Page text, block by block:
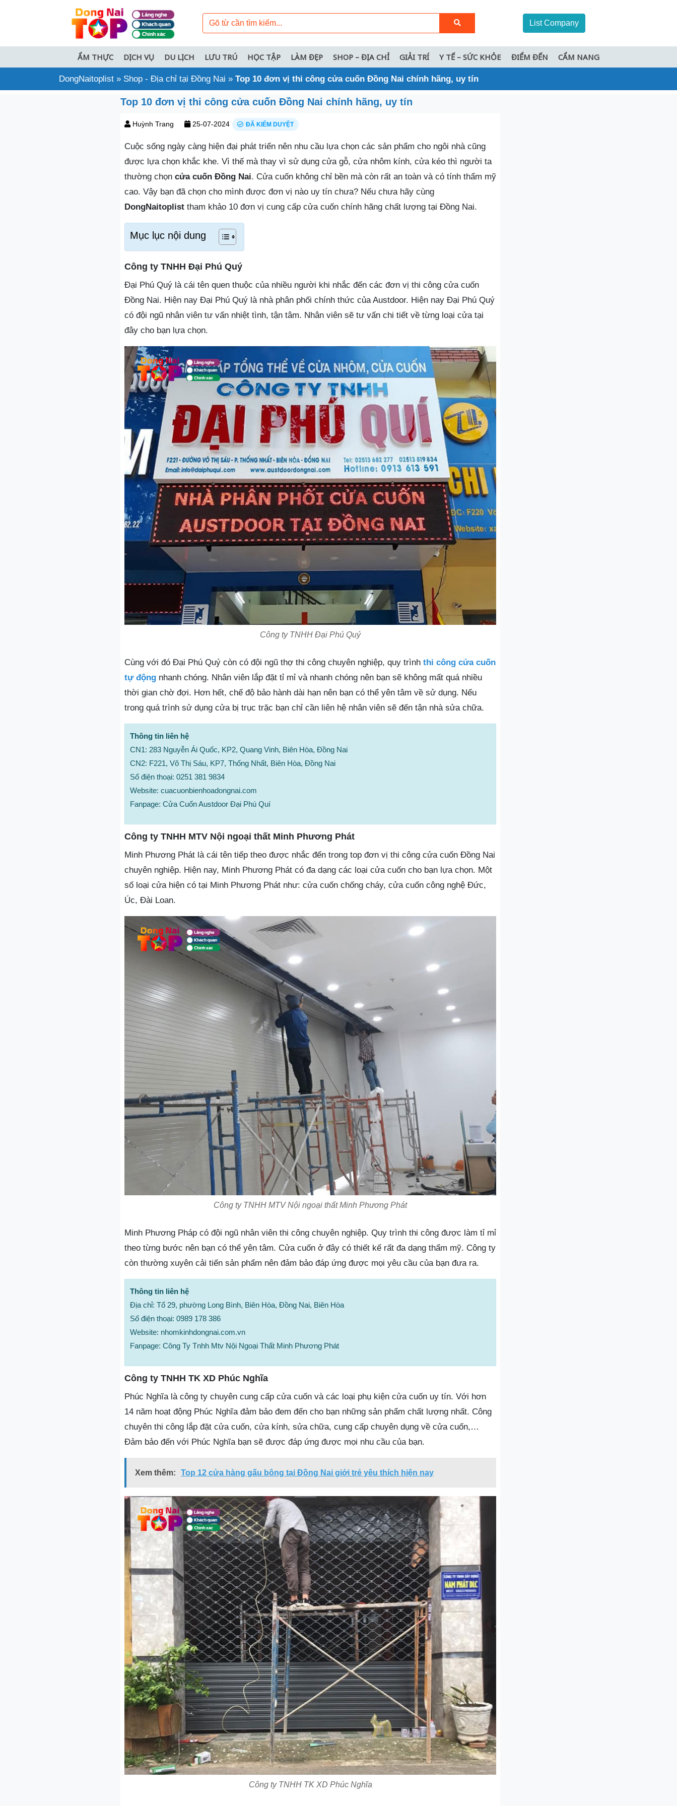
List Company
ẨM THỰC DỊCH VỤ DU LỊCH LƯU TRÚ HỌC TẬP LÀM ĐẸP SHOP – ĐỊA CHỈ GIẢI TRÍ Y TẾ – SỨC KHỎE ĐIỂM ĐẾN CẨM NANG
DongNaitoplist » Shop - Địa chỉ tại Đồng Nai » Top 10 đơn vị thi công cửa cuốn Đồng Nai chính hãng, uy tín
Top 10 đơn vị thi công cửa cuốn Đồng Nai chính hãng, uy tín
Huỳnh Trang 25-07-2024 ĐÃ KIỂM DUYỆT
Cuộc sống ngày càng hiện đại phát triển nên nhu cầu lựa chọn các sản phẩm cho ngôi nhà cũng
được lựa chọn khắc khe. Vì thế mà thay vì sử dụng cửa gỗ, cửa nhôm kính, cửa kéo thì người ta
thường chọn cửa cuốn Đồng Nai. Cửa cuốn không chỉ bền mà còn rất an toàn và có tính thẩm mỹ
cao. Vậy bạn đã chọn cho mình được đơn vị nào uy tín chưa? Nếu chưa hãy cùng
DongNaitoplist tham khảo 10 đơn vị cung cấp cửa cuốn chính hãng chất lượng tại Đồng Nai.
Mục lục nội dung
Công ty TNHH Đại Phú Quý
Đại Phú Quý là cái tên quen thuộc của nhiều người khi nhắc đến các đơn vị thi công cửa cuốn
Đồng Nai. Hiện nay Đại Phú Quý là nhà phân phối chính thức của Austdoor. Hiện nay Đại Phú Quý
có đội ngũ nhân viên tư vấn nhiệt tình, tận tâm. Nhân viên sẽ tư vấn chi tiết về từng loại cửa tại
đây cho bạn lựa chọn.
Công ty TNHH Đại Phú Quý
Cùng với đó Đại Phú Quý còn có đội ngũ thợ thi công chuyên nghiệp, quy trình thi công cửa cuốn
tự động nhanh chóng. Nhân viên lắp đặt tỉ mỉ và nhanh chóng nên bạn sẽ không mất quá nhiều
thời gian chờ đợi. Hơn hết, chế độ bảo hành dài hạn nên bạn có thể yên tâm về sử dụng. Nếu
trong quá trình sử dụng cửa bị trục trặc bạn chỉ cần liên hệ nhân viên sẽ đến tận nhà sửa chữa.
Thông tin liên hệ
CN1: 283 Nguyễn Ái Quốc, KP2, Quang Vinh, Biên Hòa, Đồng Nai
CN2: F221, Võ Thị Sáu, KP7, Thống Nhất, Biên Hòa, Đồng Nai
Số điện thoại: 0251 381 9834
Website: cuacuonbienhoadongnai.com
Fanpage: Cửa Cuốn Austdoor Đại Phú Quí
Công ty TNHH MTV Nội ngoại thất Minh Phương Phát
Minh Phương Phát là cái tên tiếp theo được nhắc đến trong top đơn vị thi công cửa cuốn Đồng Nai
chuyên nghiệp. Hiện nay, Minh Phương Phát có đa dạng các loại cửa cuốn cho bạn lựa chọn. Một
số loại cửa hiện có tại Minh Phương Phát như: cửa cuốn chống cháy, cửa cuốn công nghệ Đức,
Úc, Đài Loan.
Công ty TNHH MTV Nội ngoại thất Minh Phương Phát
Minh Phương Pháp có đội ngũ nhân viên thi công chuyên nghiệp. Quy trình thi công được làm tỉ mỉ
theo từng bước nên bạn có thể yên tâm. Cửa cuốn ở đây có thiết kế rất đa dạng thẩm mỹ. Công ty
còn thường xuyên cải tiến sản phẩm nên đảm bảo đáp ứng được mọi yêu cầu của bạn đưa ra.
Thông tin liên hệ
Địa chỉ: Tổ 29, phường Long Bình, Biên Hòa, Đồng Nai, Biên Hòa
Số điện thoại: 0989 178 386
Website: nhomkinhdongnai.com.vn
Fanpage: Công Ty Tnhh Mtv Nội Ngoại Thất Minh Phương Phát
Công ty TNHH TK XD Phúc Nghĩa
Phúc Nghĩa là công ty chuyên cung cấp cửa cuốn và các loại phụ kiện cửa cuốn uy tín. Với hơn
14 năm hoạt động Phúc Nghĩa đảm bảo đem đến cho bạn những sản phẩm chất lượng nhất. Công
chuyên thi công lắp đặt cửa cuốn, cửa kính, sửa chữa, cung cấp chuyên dụng về cửa cuốn,…
Đảm bảo đến với Phúc Nghĩa bạn sẽ được đáp ứng được mọi nhu cầu của bạn.
Xem thêm: Top 12 cửa hàng gấu bông tại Đồng Nai giới trẻ yêu thích hiện nay
Công ty TNHH TK XD Phúc Nghĩa